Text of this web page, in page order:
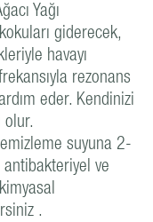
Yağı
giderecek,
havayı
rezonans
eder. Kendinizi
olur.
suyuna 2-
ve
.